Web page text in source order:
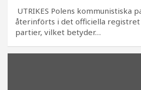
UTRIKES Polens kommunistiska
återinförts i det officiella
partier, vilket betyder…